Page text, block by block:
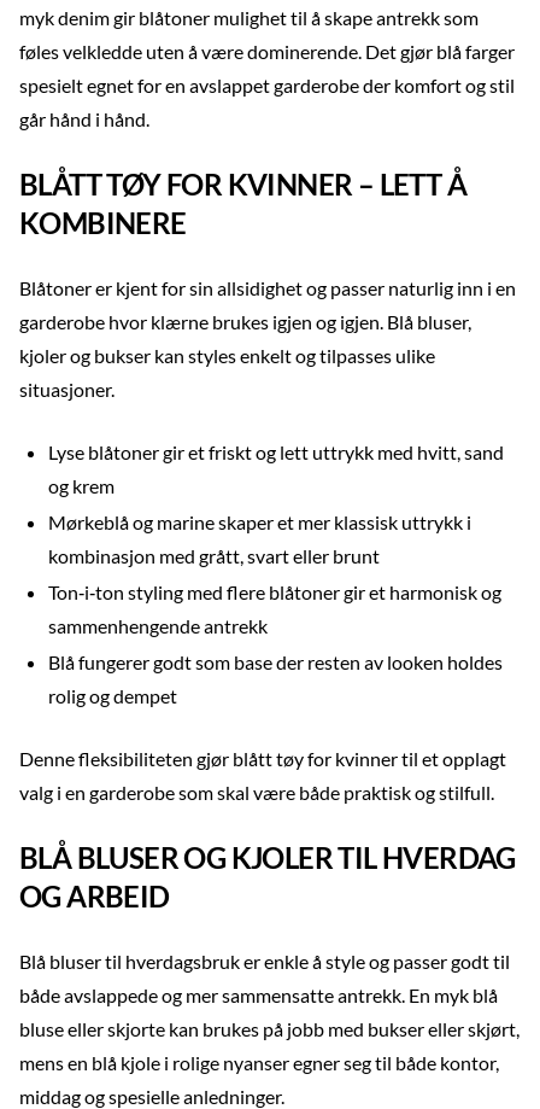
myk denim gir blåtoner mulighet til å skape antrekk som
føles velkledde uten å være dominerende. Det gjør blå farger
spesielt egnet for en avslappet garderobe der komfort og stil
går hånd i hånd.
BLÅTT TØY FOR KVINNER – LETT Å
KOMBINERE
Blåtoner er kjent for sin allsidighet og passer naturlig inn i en
garderobe hvor klærne brukes igjen og igjen. Blå bluser,
kjoler og bukser kan styles enkelt og tilpasses ulike
situasjoner.
Lyse blåtoner gir et friskt og lett uttrykk med hvitt, sand
og krem
Mørkeblå og marine skaper et mer klassisk uttrykk i
kombinasjon med grått, svart eller brunt
Ton‑i‑ton styling med flere blåtoner gir et harmonisk og
sammenhengende antrekk
Blå fungerer godt som base der resten av looken holdes
rolig og dempet
Denne fleksibiliteten gjør blått tøy for kvinner til et opplagt
valg i en garderobe som skal være både praktisk og stilfull.
BLÅ BLUSER OG KJOLER TIL HVERDAG
OG ARBEID
Blå bluser til hverdagsbruk er enkle å style og passer godt til
både avslappede og mer sammensatte antrekk. En myk blå
bluse eller skjorte kan brukes på jobb med bukser eller skjørt,
mens en blå kjole i rolige nyanser egner seg til både kontor,
middag og spesielle anledninger.